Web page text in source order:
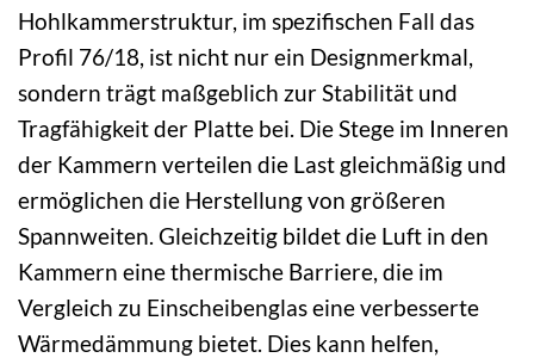
Hohlkammerstruktur, im spezifischen Fall das
Profil 76/18, ist nicht nur ein Designmerkmal,
sondern trägt maßgeblich zur Stabilität und
Tragfähigkeit der Platte bei. Die Stege im Inneren
der Kammern verteilen die Last gleichmäßig und
ermöglichen die Herstellung von größeren
Spannweiten. Gleichzeitig bildet die Luft in den
Kammern eine thermische Barriere, die im
Vergleich zu Einscheibenglas eine verbesserte
Wärmedämmung bietet. Dies kann helfen,